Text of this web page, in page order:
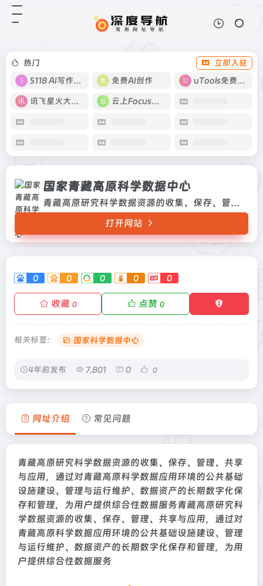
热门
立即入驻
5118 AI写作工具
免费AI创作 uTools免费工具箱
讯飞星火大模型 云上Focus接码
国家青藏高原科学数据中心
青藏高原研究科学数据资源的收集、保存、管理、共享与应用，通过对青藏高原科学数据应用环境的公共基础设施建设、管理与运行维护、数据资产的长期数字化保存和管理，为用户提供综合性数据服务青藏高原研究科学数据资源的收集、保存、管理、共享与应用，通过对青藏高原科学数据应用环境的公共基础设施建设、管理与运行维护、数据资产的长期数字化保存和管理，为用户提...
打开网站
0 0 0 0 0
收藏 0 点赞 0
相关标签： 国家科学数据中心
4年前发布 7,801 0 0
国家青藏高原科学数据中心
保存、管理、共享与应用，通过对青
藏高原科学数据应用环境的公共基础
产的长期数字化保存和管理，为用
户...
网址介绍 常见问题
青藏高原研究科学数据资源的收集、保存、管理、共享
与应用，通过对青藏高原科学数据应用环境的公共基础
设施建设、管理与运行维护、数据资产的长期数字化保
存和管理，为用户提供综合性数据服务青藏高原研究科
学数据资源的收集、保存、管理、共享与应用，通过对
青藏高原科学数据应用环境的公共基础设施建设、管理
与运行维护、数据资产的长期数字化保存和管理，为用
户提供综合性数据服务